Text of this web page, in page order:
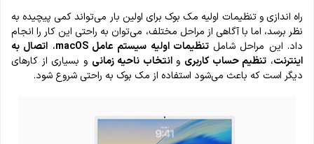
راه اندازی و تنظیمات اولیه مک بوک برای اولین بار می‌تواند کمی پیچیده به
نظر برسد، اما با آگاهی از مراحل مختلف، می‌توان به راحتی این کار را انجام
داد. این مراحل شاملتنظیمات اولیه سیستم ‌عامل macOS ، اتصال به
اینترنت، تنظیم حساب کاربری وانتخاب ناحیه زمانی و بسیاری از کارهای
دیگر است که باعث می‌شود استفاده از مک بوک به راحتی شروع شود.